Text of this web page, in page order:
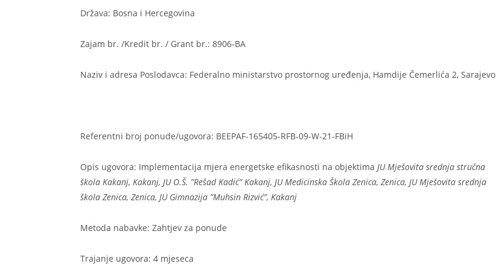
Država: Bosna i Hercegovina
Zajam br. /Kredit br. / Grant br.: 8906-BA
Naziv i adresa Poslodavca: Federalno ministarstvo prostornog uređenja, Hamdije Čemerlića 2, Sarajevo
Referentni broj ponude/ugovora: BEEPAF-165405-RFB-09-W-21-FBiH
Opis ugovora: Implementacija mjera energetske efikasnosti na objektima JU Mješovita srednja stručna
škola Kakanj, Kakanj, JU O.Š. ”Rešad Kadić” Kakanj, JU Medicinska Škola Zenica, Zenica, JU Mješovita srednja
škola Zenica, Zenica, JU Gimnazija ”Muhsin Rizvić”, Kakanj
Metoda nabavke: Zahtjev za ponude
Trajanje ugovora: 4 mjeseca